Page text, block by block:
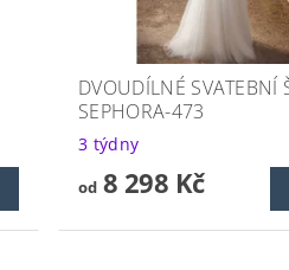
DVOUDÍLNÉ SVATEBNÍ
SEPHORA-473
3 týdny
od8 298 Kč